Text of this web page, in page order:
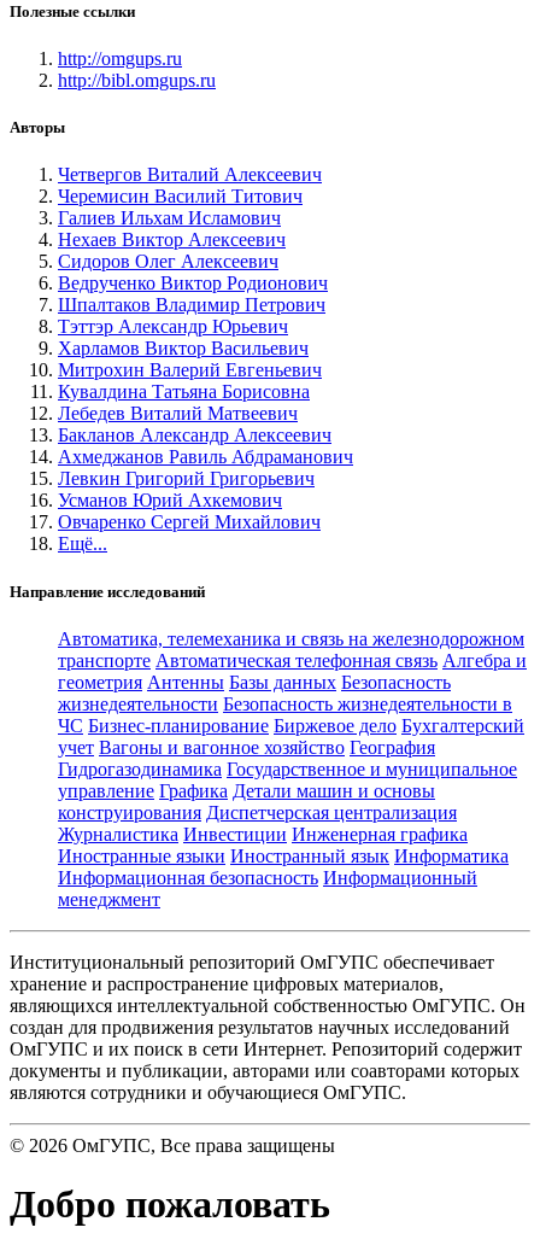
Полезные ссылки
http://omgups.ru
http://bibl.omgups.ru
Авторы
Четвергов Виталий Алексеевич
Черемисин Василий Титович
Галиев Ильхам Исламович
Нехаев Виктор Алексеевич
Сидоров Олег Алексеевич
Ведрученко Виктор Родионович
Шпалтаков Владимир Петрович
Тэттэр Александр Юрьевич
Харламов Виктор Васильевич
Митрохин Валерий Евгеньевич
Кувалдина Татьяна Борисовна
Лебедев Виталий Матвеевич
Бакланов Александр Алексеевич
Ахмеджанов Равиль Абдраманович
Левкин Григорий Григорьевич
Усманов Юрий Ахкемович
Овчаренко Сергей Михайлович
Ещё...
Направление исследований
Автоматика, телемеханика и связь на железнодорожном
транспорте Автоматическая телефонная связь Алгебра и
геометрия Антенны Базы данных Безопасность
жизнедеятельности Безопасность жизнедеятельности в
ЧС Бизнес-планирование Биржевое дело Бухгалтерский
учет Вагоны и вагонное хозяйство География
Гидрогазодинамика Государственное и муниципальное
управление Графика Детали машин и основы
конструирования Диспетчерская централизация
Журналистика Инвестиции Инженерная графика
Иностранные языки Иностранный язык Информатика
Информационная безопасность Информационный
менеджмент
Институциональный репозиторий ОмГУПС обеспечивает
хранение и распространение цифровых материалов,
являющихся интеллектуальной собственностью ОмГУПС. Он
создан для продвижения результатов научных исследований
ОмГУПС и их поиск в сети Интернет. Репозиторий содержит
документы и публикации, авторами или соавторами которых
являются сотрудники и обучающиеся ОмГУПС.
© 2026 ОмГУПС, Все права защищены
Добро пожаловать